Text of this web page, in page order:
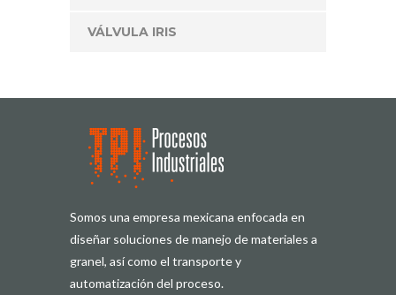
VÁLVULA IRIS
Somos una empresa mexicana enfocada en
diseñar soluciones de manejo de materiales a
granel, así como el transporte y
automatización del proceso.